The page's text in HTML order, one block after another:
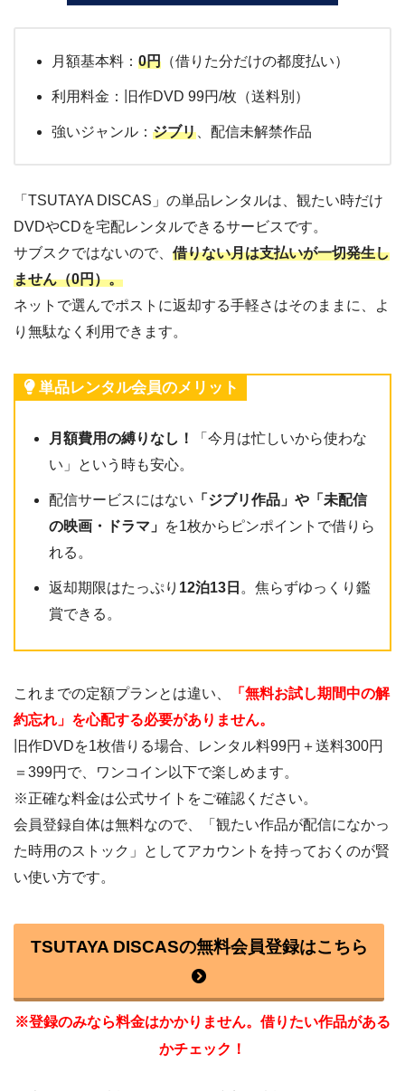
月額基本料： 0円 （借りた分だけの都度払い）
利用料金：旧作DVD 99円/枚（送料別）
強いジャンル： ジブリ 、配信未解禁作品
「TSUTAYA DISCAS」の単品レンタルは、観たい時だけ
DVDやCDを宅配レンタルできるサービスです。
サブスクではないので、 借りない月は支払いが一切発生し
ません（0円）。
ネットで選んでポストに返却する手軽さはそのままに、よ
り無駄なく利用できます。
単品レンタル会員のメリット
月額費用の縛りなし！
「今月は忙しいから使わな
い」という時も安心。
配信サービスにはない 「ジブリ作品」や「未配信
の映画・ドラマ」 を1枚からピンポイントで借りら
れる。
返却期限はたっぷり 12泊13日 。焦らずゆっくり鑑
賞できる。
これまでの定額プランとは違い、
「無料お試し期間中の解
約忘れ」を心配する必要がありません。
旧作DVDを1枚借りる場合、レンタル料99円＋送料300円
＝399円で、ワンコイン以下で楽しめます。
※正確な料金は公式サイトをご確認ください。
会員登録自体は無料なので、「観たい作品が配信になかっ
た時用のストック」としてアカウントを持っておくのが賢
い使い方です。
TSUTAYA DISCASの無料会員登録はこちら
※登録のみなら料金はかかりません。借りたい作品がある
かチェック！